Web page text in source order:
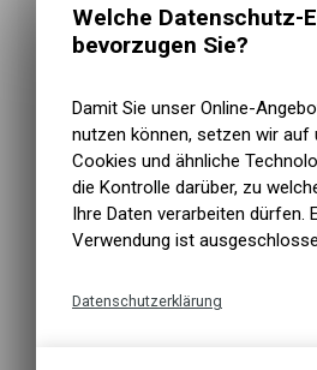
Welche Datenschutz-
bevorzugen Sie?
Damit Sie unser Online-
nutzen können, setzen wir auf
Cookies und ähnliche
die Kontrolle darüber, zu
Ihre Daten verarbeiten dürfen.
Verwendung ist
Datenschutzerklärung